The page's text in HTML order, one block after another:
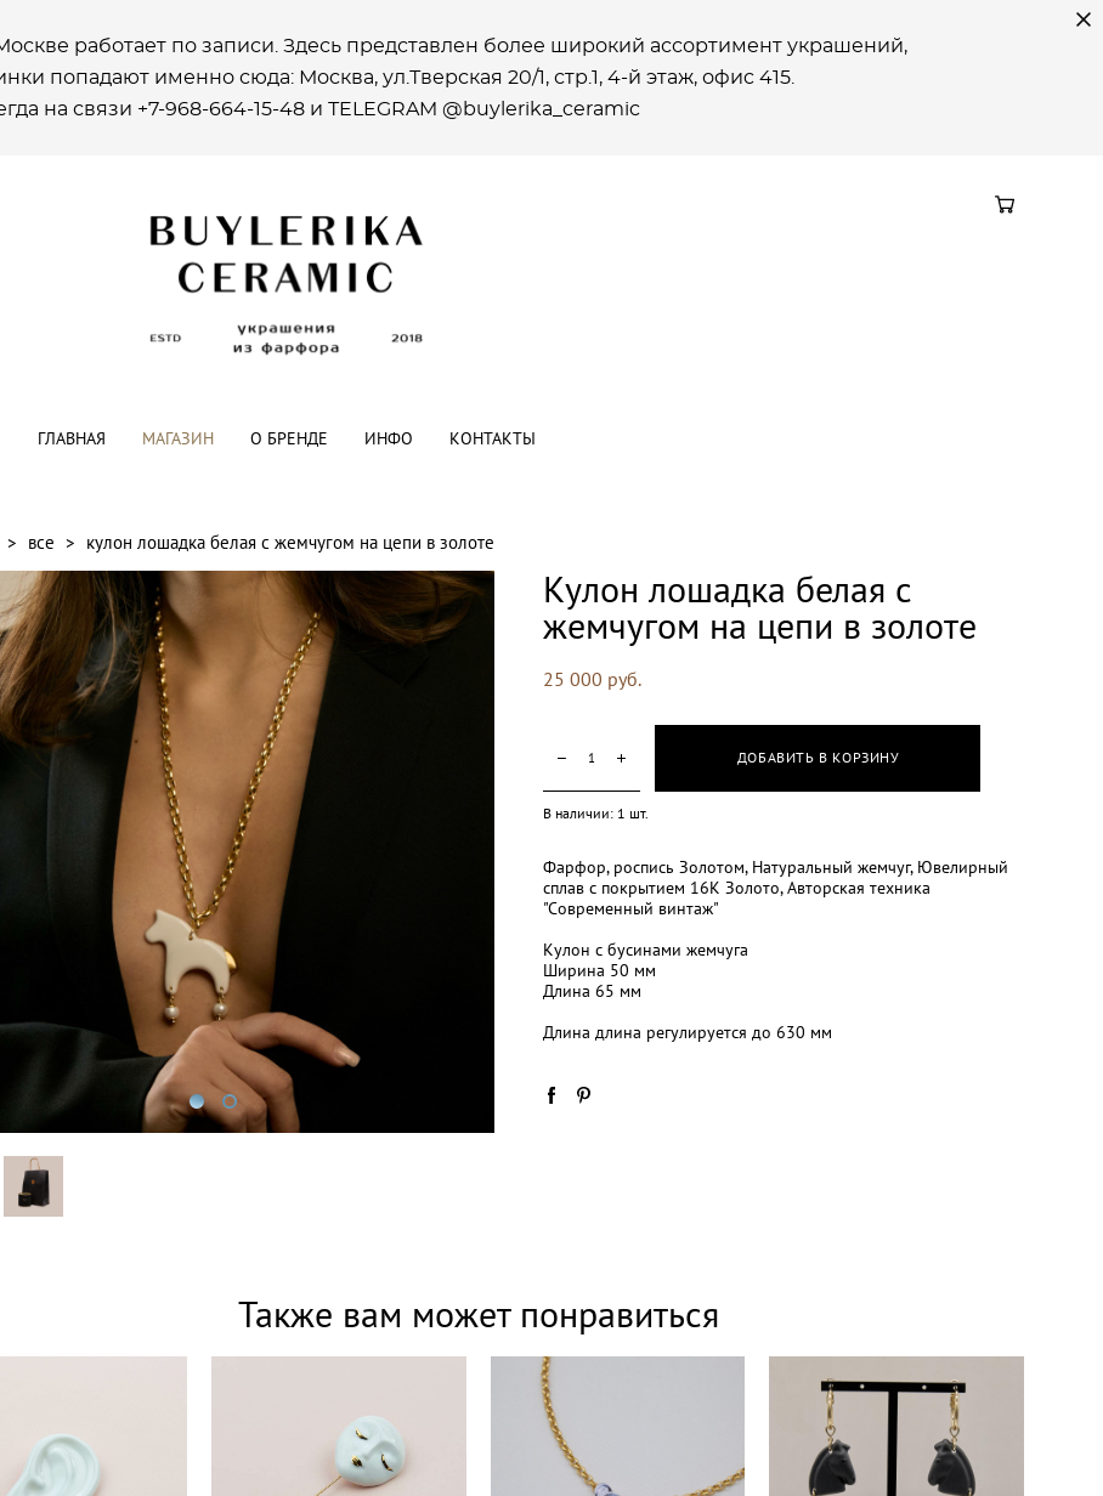
работает по записи. Здесь представлен более широкий ассортимент украшений,
попадают именно сюда: Москва, ул.Тверская 20/1, стр.1, 4-й этаж, офиc 415.
на связи +7-968-664-15-48 и ТELEGRAM @buylerika_ceramic
ГЛАВНАЯ МАГАЗИН О БРЕНДЕ ИНФО КОНТАКТЫ
> все > кулон лошадка белая с жемчугом на цепи в золоте
Кулон лошадка белая с
жемчугом на цепи в золоте
25 000 pуб.
В наличии: 1 шт.
ДОБАВИТЬ В КОРЗИНУ
Фарфор, роспись Золотом, Натуральный жемчуг, Ювелирный
сплав с покрытием 16К Золото, Авторская техника
"Современный винтаж"
Кулон с бусинами жемчуга
Ширина 50 мм
Длина 65 мм
Длина длина регулируется до 630 мм
Также вам может понравиться